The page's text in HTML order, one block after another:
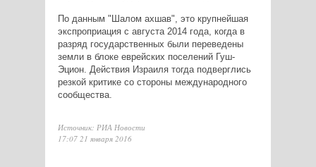
По данным "Шалом ахшав", это крупнейшая
экспроприация с августа 2014 года, когда в
разряд государственных были переведены
земли в блоке еврейских поселений Гуш-
Эцион. Действия Израиля тогда подверглись
резкой критике со стороны международного
сообщества.
Источник: РИА Новости
17:07 21 января 2016